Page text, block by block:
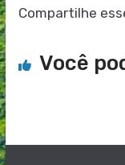
Compartilhe
Você